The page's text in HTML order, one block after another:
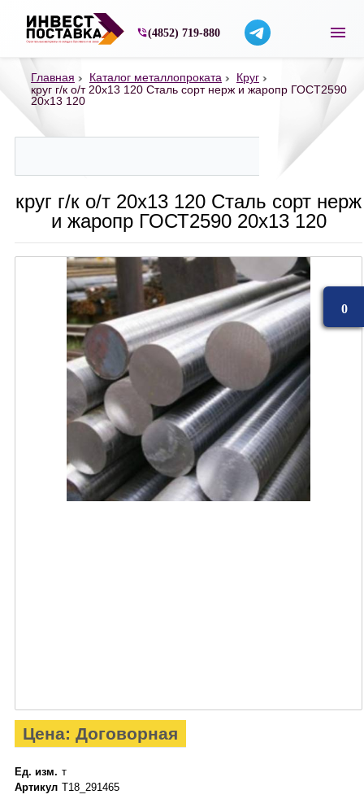
Строительные материалы со склада в
(4852) 719-880
Главная Каталог металлопроката
Круг
круг г/к о/т 20х13 120 Сталь сорт нерж и жаропр ГОСТ2590
20х13 120
круг г/к о/т 20х13 120 Сталь сорт нерж
и жаропр ГОСТ2590 20х13 120
Цена: Договорная
Ед. изм. т
Артикул Т18_291465
0